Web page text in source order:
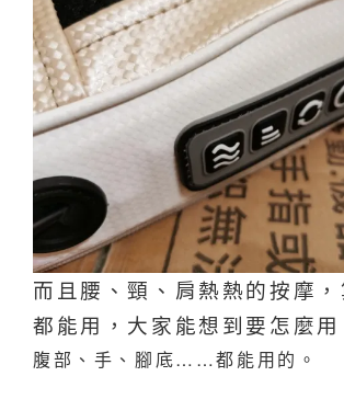
而且腰、頸、肩熱熱的按摩，
都能用，大家能想到要怎麼
腹部、手、腳底……都能用的。